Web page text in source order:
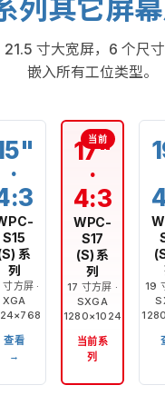
列其它屏
21.5 寸大宽屏，6 个尺
嵌入所有工位类型。
·
S15
系
列
寸方屏 ·
XGA
查看
→
17"
·
4:3
WPC-
S17
(S) 系
列
17 寸方屏 ·
SXGA
1280×1024
当前系
列
19